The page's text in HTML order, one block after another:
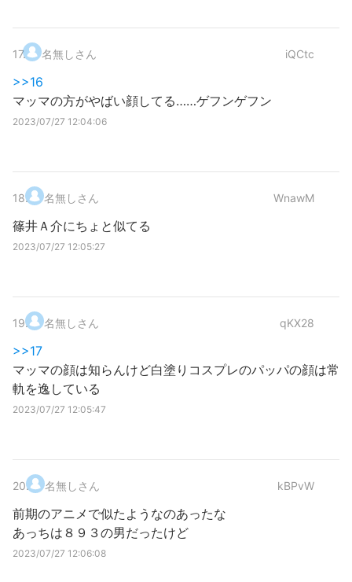
17. 名無しさん iQCtc
>>16
マッマの方がやばい顔してる……ゲフンゲフン
2023/07/27 12:04:06
18. 名無しさん WnawM
篠井Ａ介にちょと似てる
2023/07/27 12:05:27
19. 名無しさん qKX28
>>17
マッマの顔は知らんけど白塗りコスプレのパッパの顔は常
軌を逸している
2023/07/27 12:05:47
20. 名無しさん kBPvW
前期のアニメで似たようなのあったな
あっちは８９３の男だったけど
2023/07/27 12:06:08